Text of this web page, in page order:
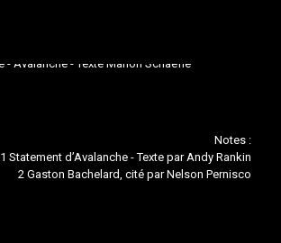
Notes :
1 Statement d’Avalanche - Texte par Andy Rankin
2 Gaston Bachelard, cité par Nelson Pernisco